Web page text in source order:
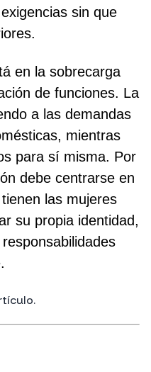
sin que
en la sobrecarga
de funciones. La
a las demandas
mientras
para sí misma. Por
debe centrarse en
las mujeres
su propia identidad,